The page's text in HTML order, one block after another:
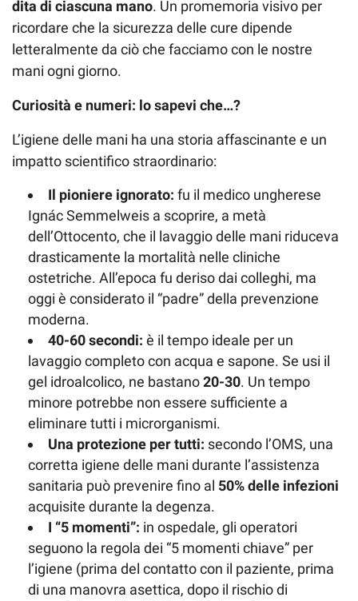
dita di ciascuna mano. Un promemoria visivo per
ricordare che la sicurezza delle cure dipende
letteralmente da ciò che facciamo con le nostre
mani ogni giorno.
Curiosità e numeri: lo sapevi che…?
L’igiene delle mani ha una storia affascinante e un
impatto scientifico straordinario:
Il pioniere ignorato: fu il medico ungherese
Ignác Semmelweis a scoprire, a metà
dell’Ottocento, che il lavaggio delle mani riduceva
drasticamente la mortalità nelle cliniche
ostetriche. All’epoca fu deriso dai colleghi, ma
oggi è considerato il “padre” della prevenzione
moderna.
40-60 secondi: è il tempo ideale per un
lavaggio completo con acqua e sapone. Se usi il
gel idroalcolico, ne bastano20-30. Un tempo
minore potrebbe non essere sufficiente a
eliminare tutti i microrganismi.
Una protezione per tutti: secondo l’OMS, una
corretta igiene delle mani durante l’assistenza
sanitaria può prevenire fino al 50% delle infezioni
acquisite durante la degenza.
I “5 momenti”: in ospedale, gli operatori
seguono la regola dei “5 momenti chiave” per
l’igiene (prima del contatto con il paziente, prima
di una manovra asettica, dopo il rischio di